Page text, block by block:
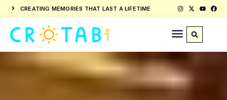
CREATING MEMORIES THAT LAST A LIFETIME